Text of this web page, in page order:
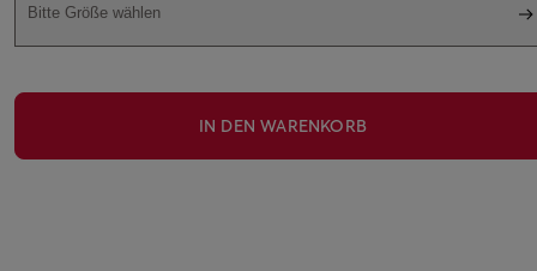
Bitte Größe wählen
IN DEN WARENKORB